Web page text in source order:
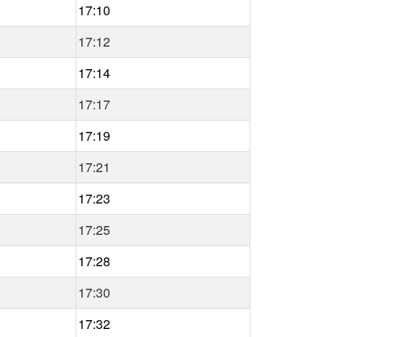
17:10
17:12
17:14
17:17
17:19
17:21
17:23
17:25
17:28
17:30
17:32